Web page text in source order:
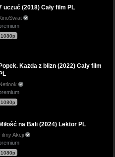
uczuć (2018) Cały film PL
1080p
Popek. Każda z blizn (2022) Cały film
PL
Netlook
1080p
Miłość na Bali (2024) Lektor PL
Filmy Akcji
1080p